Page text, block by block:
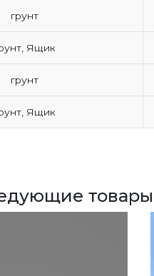
грунт
Ящик
грунт
Ящик